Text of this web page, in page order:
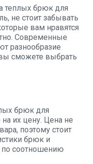
теплых брюк для
не стоит забывать
вам нравятся
Современные
разнообразие
сможете выбрать
брюк для
их цену. Цена не
поэтому стоит
брюк и
по соотношению